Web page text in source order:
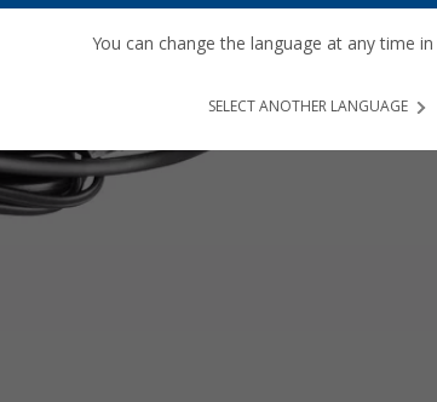
You can change the language at any time
SELECT ANOTHER LANGUAGE